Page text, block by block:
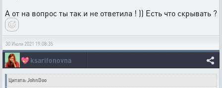
А от на вопрос ты так и не ответила ! )) Есть что скрывать ?
30 Июля 2021 19:08:35
💖ksarifonovna
Цитата: JohnDoo